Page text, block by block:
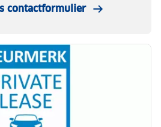
contactformulier